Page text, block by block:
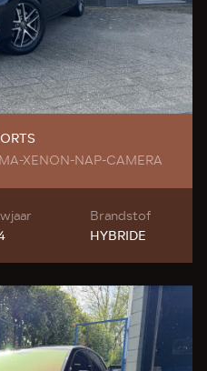
XENON-NAP-CAMERA
Brandstof
HYBRIDE